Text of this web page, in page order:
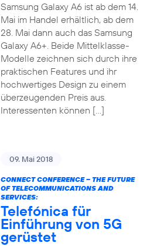
Samsung Galaxy A6 ist ab dem 14.
Mai im Handel erhältlich, ab dem
28. Mai dann auch das Samsung
Galaxy A6+. Beide Mittelklasse-
Modelle zeichnen sich durch ihre
praktischen Features und ihr
hochwertiges Design zu einem
überzeugenden Preis aus.
Interessenten können […]
09. Mai 2018
CONNECT CONFERENCE – THE FUTURE
OF TELECOMMUNICATIONS AND
SERVICES:
Telefónica für
Einführung von 5G
gerüstet